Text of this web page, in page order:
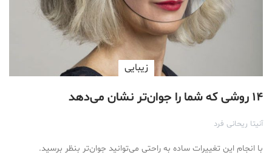
زیبایی
۱۴ روشی که شما را جوان‌تر نشان می‌دهد
آنیتا ریحانی فرد
با انجام این تغییرات ساده به راحتی می‌توانید جوان‌تر بنظر برسید.